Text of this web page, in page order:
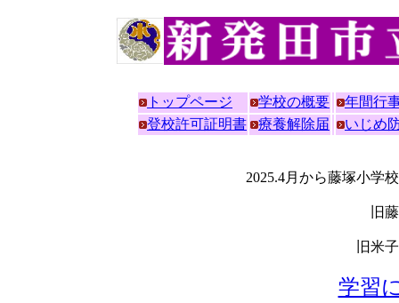
トップページ 学校の概要
年間行
登校許可証明書
療養解除届 いじめ
2025.4月から藤塚小学
旧
旧米
学習